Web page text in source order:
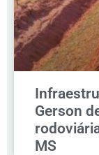
Gerson
MS